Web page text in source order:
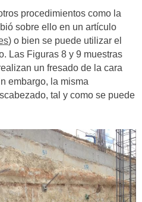
procedimientos como la
sobre ello en un artículo
) o bien se puede utilizar el
Las Figuras 8 y 9 muestras
un fresado de la cara
embargo, la misma
tal y como se puede